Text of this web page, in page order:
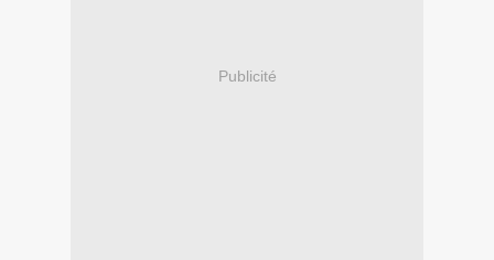
Publicité